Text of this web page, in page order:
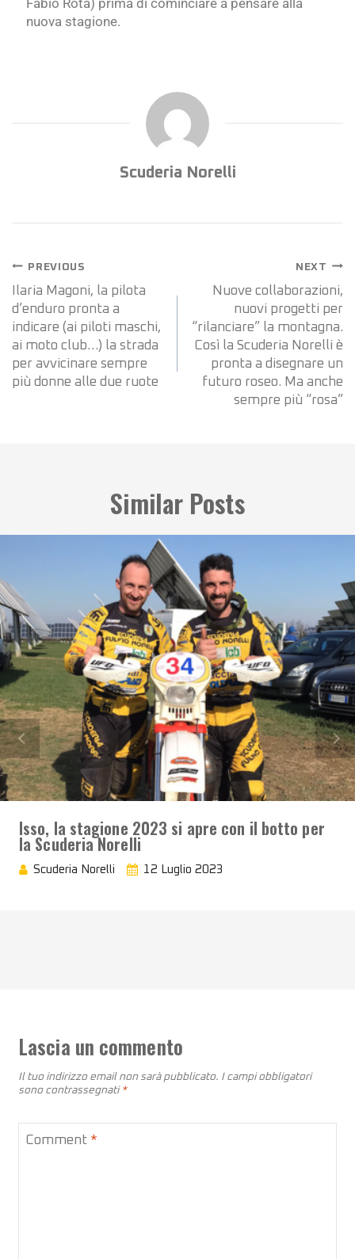
Fabio Rota) prima di cominciare a pensare alla
nuova stagione.
Scuderia Norelli
PREVIOUS
Ilaria Magoni, la pilota
d’enduro pronta a
indicare (ai piloti maschi,
ai moto club…) la strada
per avvicinare sempre
più donne alle due ruote
NEXT
Nuove collaborazioni,
nuovi progetti per
“rilanciare” la montagna.
Così la Scuderia Norelli è
pronta a disegnare un
futuro roseo. Ma anche
sempre più “rosa”
Similar Posts
Isso, la stagione 2023 si apre con il botto per
la Scuderia Norelli
Scuderia Norelli 12 Luglio 2023
Lascia un commento
Il tuo indirizzo email non sarà pubblicato. I campi obbligatori
sono contrassegnati *
Comment *